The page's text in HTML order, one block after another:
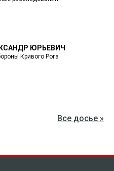
ЮРЬЕВИЧ
Кривого Рога
Все досье »